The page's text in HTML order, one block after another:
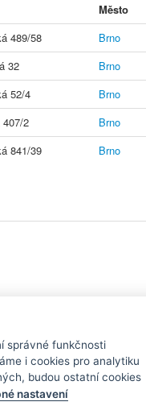
Město
489/58 Brno
32 Brno
52/4 Brno
407/2 Brno
841/39 Brno
konkrétním pivovarem
správné funkčnosti
i cookies pro analytiku
budou ostatní cookies
nastavení